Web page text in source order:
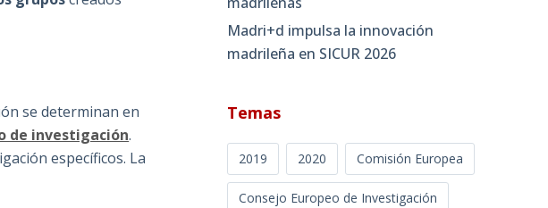
se determinan en
de investigación.
específicos. La
Madri+d impulsa la innovación
madrileña en SICUR 2026
Temas
2019 2020 Comisión Europea
Consejo Europeo de Investigación